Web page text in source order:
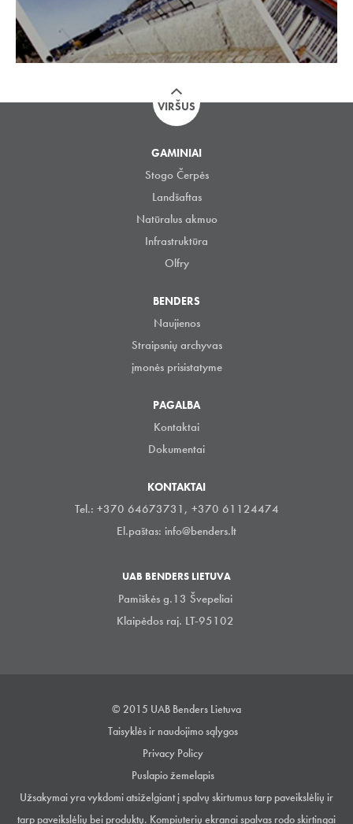
VIRŠUS
GAMINIAI
Stogo Čerpės
Landšaftas
Natūralus akmuo
Infrastruktūra
Olfry
BENDERS
Naujienos
Straipsnių archyvas
įmonės prisistatyme
PAGALBA
Kontaktai
Dokumentai
KONTAKTAI
Tel.: +370 64673731, +370 61124474
El.paštas: info@benders.lt
UAB BENDERS LIETUVA
Pamiškės g.13 Švepeliai
Klaipėdos raj. LT-95102
© 2015 UAB Benders Lietuva
Taisyklės ir naudojimo sąlygos
Privacy Policy
Puslapio žemelapis
Užsakymai yra vykdomi atsiželgiant į spalvų skirtumus tarp paveikslėlių ir
tarp paveikslėlių bei produktų. Kompiuterių ekranai spalvas rodo skirtingai